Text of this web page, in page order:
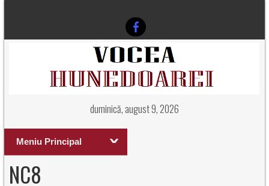
duminică, august 9, 2026
Meniu Principal
NC8